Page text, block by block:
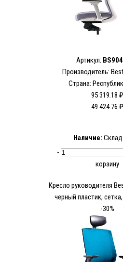
Артикул:
Производитель:
Страна:
95 319.18 ₽
49 424.76 ₽
Наличие:
-
корзину
Кресло руководителя
черный пластик,
-30%